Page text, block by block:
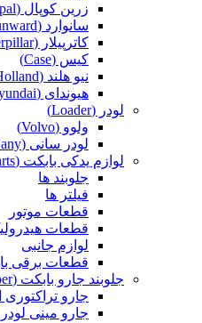
زرین کوپال (Zarrinkupal)
سانوارد (Sunward)
کاترپیلار (Caterpillar)
کیس (Case)
نیو هلند (New Holland)
هیوندای (Hyundai)
لودر (Loader)
ولوو (Volvo)
لودر سانی (Sany)
لوازم یدکی بابکت (Bobcat Spare Parts)
جلوبند ها
فیلتر ها
قطعات موتور
قطعات
لوازم جانبی
قطعات برقی
جلوبند جارو بابکت (Bobcat Sweeper)
جارو تراکتوری
جارو مینی